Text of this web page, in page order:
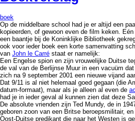
boek
Op de middelbare school had je er altijd een
kopieerden, of gewoon even de film keken.
een baantje bij de Koninklijke Bibliotheek
ook voor ieder boek een korte samenvatting
van John le Carré staat er namelijk:
Een Engelse spion en zijn vrouwelijke Duitse
de val van de Berlijnse Muur in een vacuüm
zich na 9 september 2001 een nieuwe vijand
Dat 9/11 is al niet helemaal goed gegaan (die
datum-formaat), maar als je alleen al even de
had je in ieder geval al kunnen zien dat deze
De absolute vrienden zijn Ted Mundy, de in
geboren zoon van een Britse beroepsmilitair,
Oost-Duitse predikant die naar het Westen is